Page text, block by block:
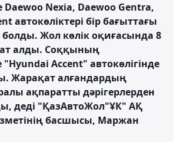
Daewoo Nexia, Daewoo Gentra,
автокөліктері бір бағыттағы
Жол көлік оқиғасында 8
алды. Соққының
"Hyundai Accent" автокөлігінде
Жарақат алғандардың
ақпаратты дәрігерлерден
деді "ҚазАвтоЖол"ҰК" АҚ
басшысы, Маржан